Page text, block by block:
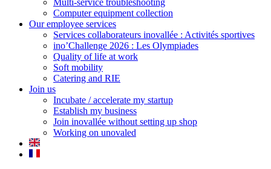
Multi-service troubleshooting
Computer equipment collection
Our employee services
Services collaborateurs inovallée : Activités sportives
ino’Challenge 2026 : Les Olympiades
Quality of life at work
Soft mobility
Catering and RIE
Join us
Incubate / accelerate my startup
Establish my business
Join inovallée without setting up shop
Working on unovaled